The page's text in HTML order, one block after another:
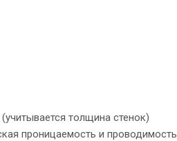
толщина стенок)
проницаемость и проводимость